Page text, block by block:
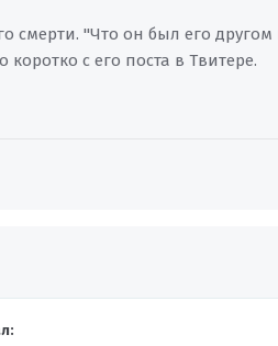
смерти. "Что он был его
с его поста в Твитере.